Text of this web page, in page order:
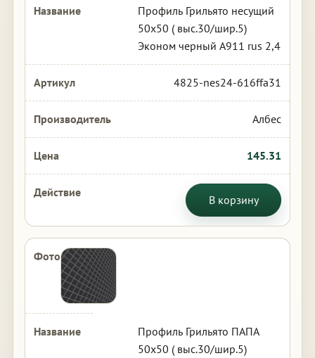
Профиль Грильято несущий
50х50 ( выс.30/шир.5)
Эконом черный А911 rus 2,4
4825-nes24-616ffa31
Албес
145.31
В корзину
Профиль Грильято ПАПА
50х50 ( выс.30/шир.5)